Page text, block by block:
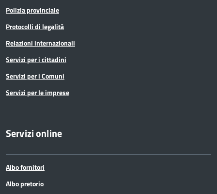
Polizia provinciale
Protocolli di legalità
Relazioni internazionali
Servizi per i cittadini
Servizi per i Comuni
Servizi per le imprese
Servizi online
Albo fornitori
Albo pretorio